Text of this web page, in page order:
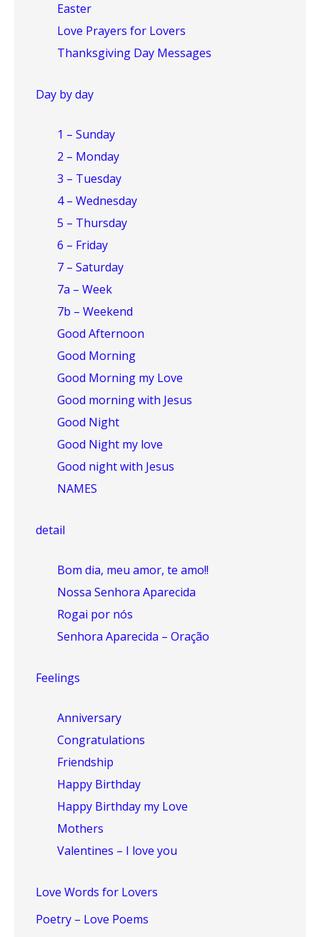
Easter
Love Prayers for Lovers
Thanksgiving Day Messages
Day by day
1 – Sunday
2 – Monday
3 – Tuesday
4 – Wednesday
5 – Thursday
6 – Friday
7 – Saturday
7a – Week
7b – Weekend
Good Afternoon
Good Morning
Good Morning my Love
Good morning with Jesus
Good Night
Good Night my love
Good night with Jesus
NAMES
detail
Bom dia, meu amor, te amo!!
Nossa Senhora Aparecida
Rogai por nós
Senhora Aparecida – Oração
Feelings
Anniversary
Congratulations
Friendship
Happy Birthday
Happy Birthday my Love
Mothers
Valentines – I love you
Love Words for Lovers
Poetry – Love Poems